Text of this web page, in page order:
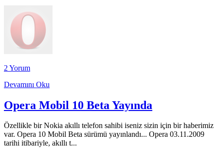
2 Yorum
Devamını Oku
Opera Mobil 10 Beta Yayında
Özellikle bir Nokia akıllı telefon sahibi iseniz sizin için bir haberimiz
var. Opera 10 Mobil Beta sürümü yayınlandı... Opera 03.11.2009
tarihi itibariyle, akıllı t...